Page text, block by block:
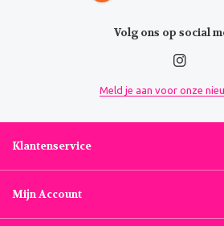
Volg ons op social
Meld je aan voor onze
Klantenservice
Mijn Account